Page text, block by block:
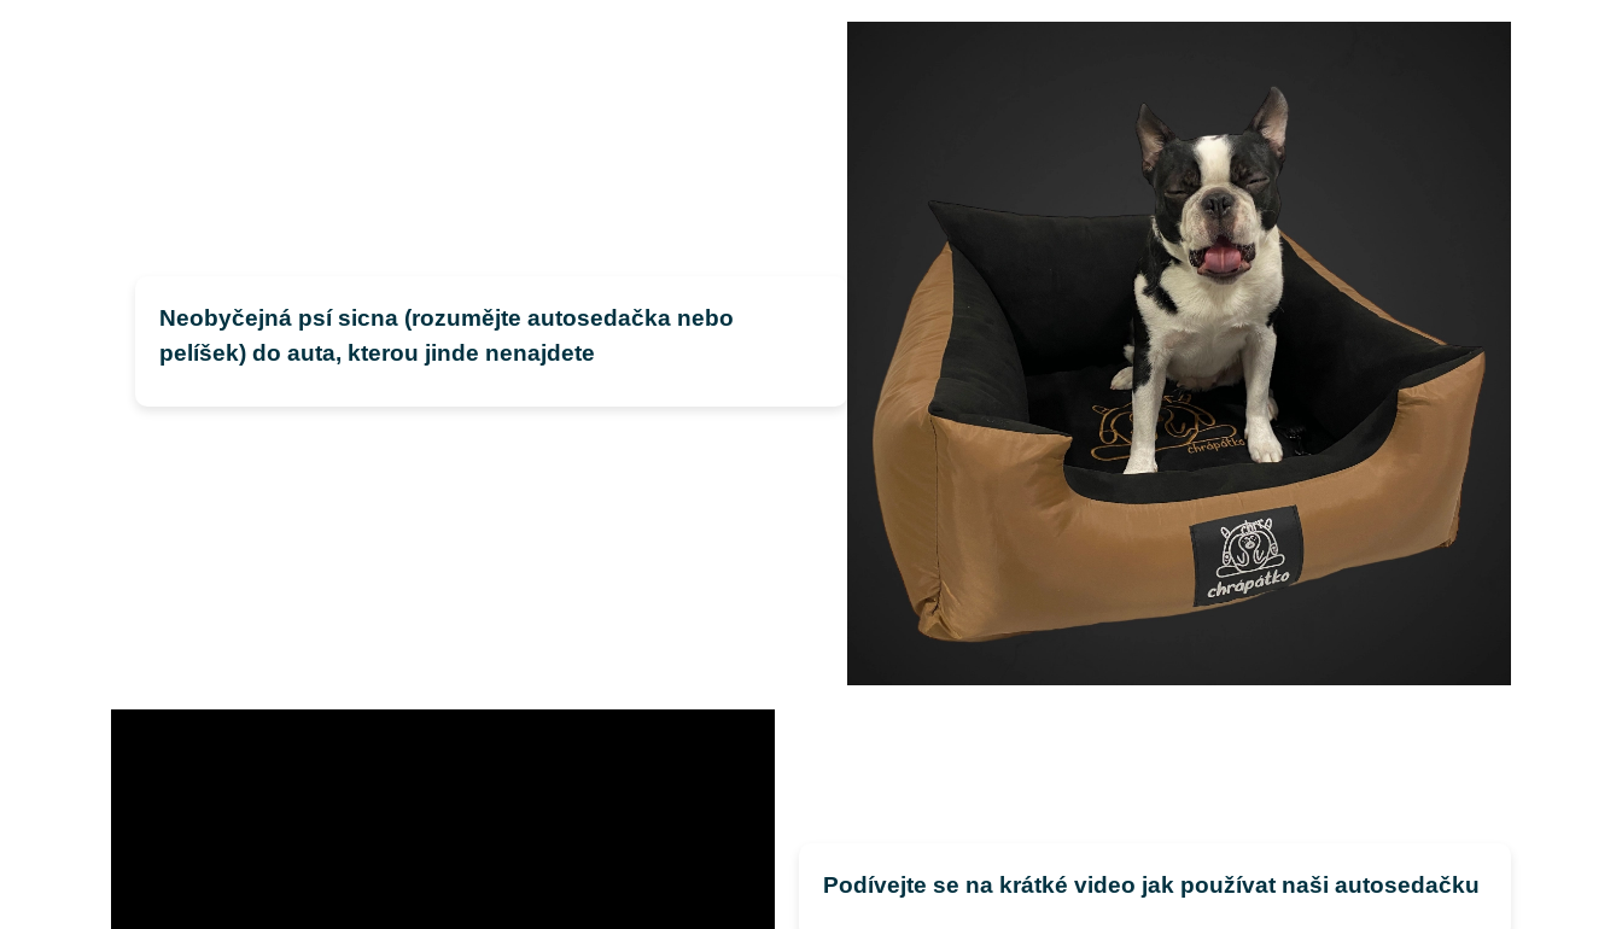
Neobyčejná psí sicna (rozumějte autosedačka nebo
pelíšek) do auta, kterou jinde nenajdete
Podívejte se na krátké video jak používat naši autosedačku